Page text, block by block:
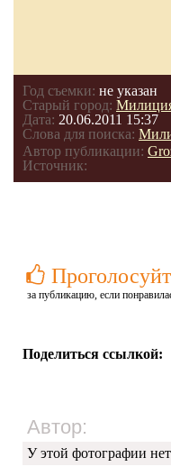
Год съемки: не указан
Старый город:
Дата: 20.06.2011 15:37
Слова для поиска:
Автор публикации:
Источник:
за публикацию, если
Поделиться ссылкой:
Автор:
У этой фотографии